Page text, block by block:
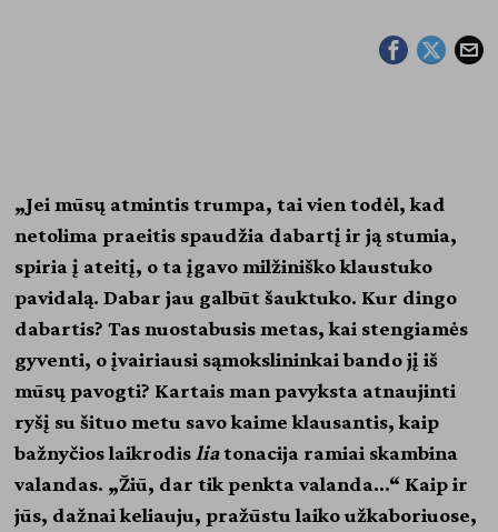
„Jei mūsų atmintis trumpa, tai vien todėl, kad
netolima praeitis spaudžia dabartį ir ją stumia,
spiria į ateitį, o ta įgavo milžiniško klaustuko
pavidalą. Dabar jau galbūt šauktuko. Kur dingo
dabartis? Tas nuostabusis metas, kai stengiamės
gyventi, o įvairiausi sąmokslininkai bando jį iš
mūsų pavogti? Kartais man pavyksta atnaujinti
ryšį su šituo metu savo kaime klausantis, kaip
bažnyčios laikrodis liatonacija ramiai skambina
valandas. „Žiū, dar tik penkta valanda…“ Kaip ir
jūs, dažnai keliauju, pražūstu laiko užkaboriuose,